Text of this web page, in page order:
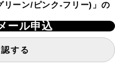
ーン/ピンク-フリー)」の
ール申込
する